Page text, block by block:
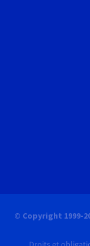
© Copyright 1999-